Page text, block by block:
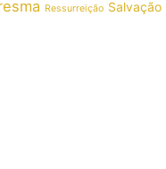
Ressurreição Salvação